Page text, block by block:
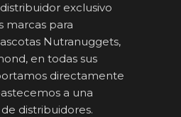
exclusivo
marcas para
Nutranuggets,
en todas sus
directamente
a una
distribuidores.